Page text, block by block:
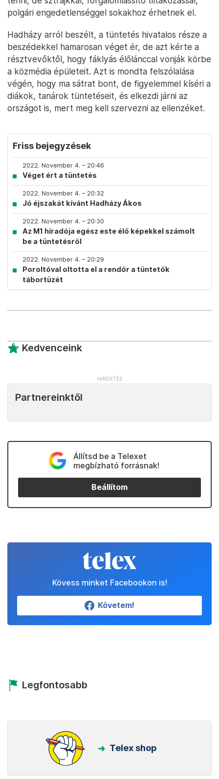
polgári engedetlenséggel sokakhoz érhetnek el.
Hadházy arról beszélt, a tüntetés hivatalos része a
beszédekkel hamarosan véget ér, de azt kérte a
résztvevőktől, hogy fáklyás élőlánccal vonják körbe
a közmédia épületeit. Azt is mondta felszólalása
végén, hogy ma sátrat bont, de figyelemmel kíséri a
diákok, tanárok tüntetéseit, és elkezdi járni az
országot is, mert meg kell szervezni az ellenzéket.
Friss bejegyzések
2022. November 4. – 20:46
Véget ért a tüntetés
2022. November 4. – 20:32
Jó éjszakát kívánt Hadházy Ákos
2022. November 4. – 20:30
Az M1 híradója egész este élő képekkel számolt
be a tüntetésről
2022. November 4. – 20:29
Poroltóval oltotta el a rendőr a tüntetők
tábortüzét
Kedvenceink
Partnereinktől
Állítsd be a Telexet
megbízható forrásnak!
Beállítom
Kövess minket Facebookon is!
Követem!
Legfontosabb
Telex shop